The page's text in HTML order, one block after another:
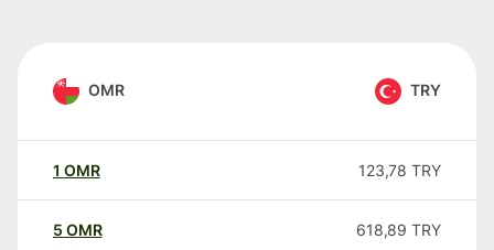
OMR TRY
1 OMR 123,78 TRY
5 OMR 618,89 TRY